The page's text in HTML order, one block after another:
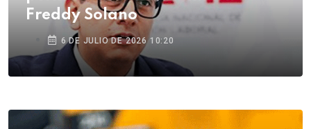
Freddy Solano
6 DE JULIO DE 2026 10:20